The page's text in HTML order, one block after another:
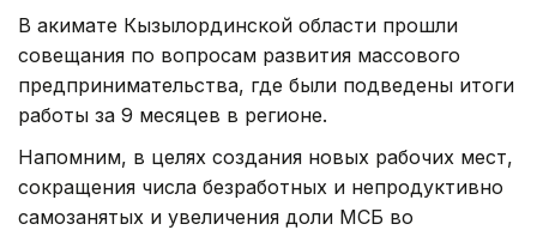
В акимате Кызылординской области прошли
совещания по вопросам развития массового
предпринимательства, где были подведены итоги
работы за 9 месяцев в регионе.
Напомним, в целях создания новых рабочих мест,
сокращения числа безработных и непродуктивно
самозанятых и увеличения доли МСБ во